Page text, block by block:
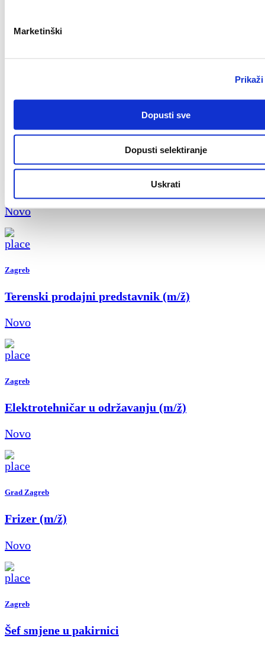
Marketinški
Dopusti sve
Dopusti selektiranje
Uskrati
Novo
Finance & AI Process Reengineering Intern
Novo
Zagreb
Terenski prodajni predstavnik (m/ž)
Novo
Zagreb
Elektrotehničar u održavanju (m/ž)
Novo
Grad Zagreb
Frizer (m/ž)
Novo
Zagreb
Šef smjene u pakirnici